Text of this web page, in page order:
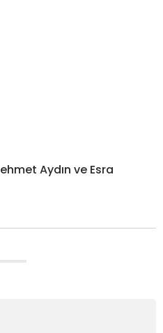
Aydın ve Esra